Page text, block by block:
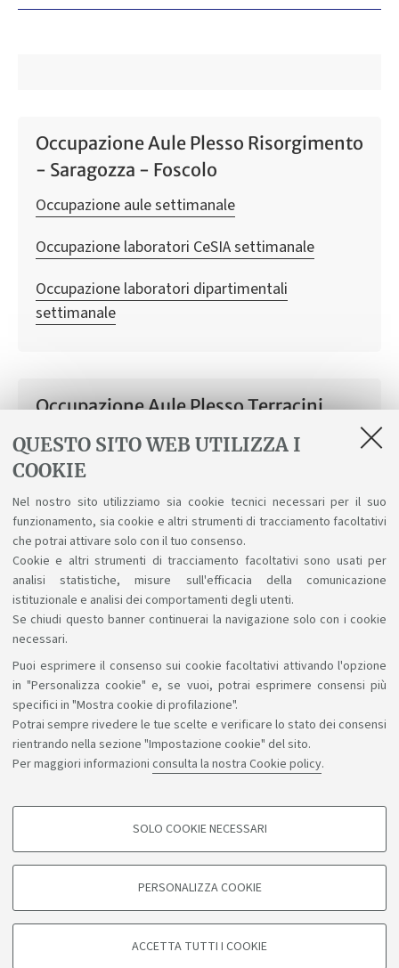
QUESTO SITO WEB UTILIZZA I
COOKIE
Nel nostro sito utilizziamo sia cookie tecnici necessari per il suo
funzionamento, sia cookie e altri strumenti di tracciamento facoltativi
che potrai attivare solo con il tuo consenso.
Cookie e altri strumenti di tracciamento facoltativi sono usati per
analisi statistiche, misure sull'efficacia della comunicazione
istituzionale e analisi dei comportamenti degli utenti.
Se chiudi questo banner continuerai la navigazione solo con i cookie
necessari.
Puoi esprimere il consenso sui cookie facoltativi attivando l'opzione
in "Personalizza cookie" e, se vuoi, potrai esprimere consensi più
specifici in "Mostra cookie di profilazione".
Potrai sempre rivedere le tue scelte e verificare lo stato dei consensi
rientrando nella sezione "Impostazione cookie" del sito.
Per maggiori informazioni consulta la nostra Cookie policy.
COOKIE DI PROFILAZIONE - FACOLTATIVI
degli utenti, creare profili in base al loro comportamento sul sito, per analisi
di marketing.
SOLO COOKIE NECESSARI
PERSONALIZZA COOKIE
ACCETTA TUTTI I COOKIE
Occupazione Aule Plesso Risorgimento
- Saragozza - Foscolo
Occupazione aule settimanale
Occupazione laboratori CeSIA settimanale
Occupazione laboratori dipartimentali
settimanale
Occupazione Aule Plesso Terracini
Occupazione aule settimanale
Occupazione laboratori CeSIA settimanale
Occupazione laboratori dipartimentali
settimanale
Sosteniamo il diritto alla conoscenza
Seguici su:
CF: 80007010376
Note legali Informazioni sul sito e accessibilità